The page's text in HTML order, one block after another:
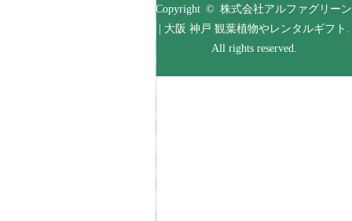
Copyright © 株式会社アルファグリーン
| 大阪 神戸 観葉植物やレンタルギフト.
All rights reserved.